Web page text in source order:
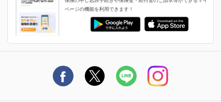
ご契約の流れと必要書類
保険料の支払い方法
保険金・給付金のご請求
生命保険料控除に関するご案内
契約更新を迎えるご契約者さまへ
ライフネット生命のCMページ
ページの機能を利用できます！